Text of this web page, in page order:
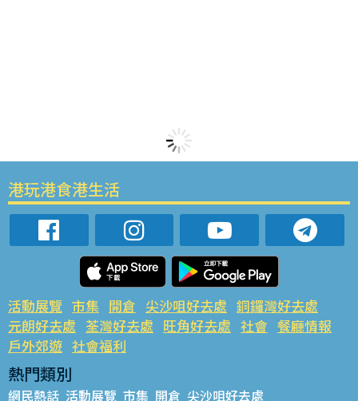
港玩港食港生活
活動展覽 市集 開倉 尖沙咀好去處 銅鑼灣好去處
元朗好去處 荃灣好去處 旺角好去處 社會 餐廳情報
戶外郊遊 社會福利
熱門類別
網民熱話 活動展覽 市集 開倉 尖沙咀好去處